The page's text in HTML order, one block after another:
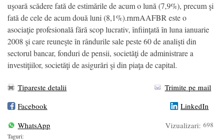
uşoară scădere fată de estimările de acum o lună (7,9%), precum şi
fată de cele de acum două luni (8,1%).rnrnAAFBR este o
asociaţie profesională fără scop lucrativ, înfiinţată în luna ianuarie
2008 şi care reuneşte în rândurile sale peste 60 de analişti din
sectorul bancar, fonduri de pensii, societăţi de administrare a
investiţiilor, societăţi de asigurări şi din piaţa de capital.
Tipareste detalii
Trimite pe mail
Facebook
LinkedIn
WhatsApp
Vizualizari: 698
Taguri: